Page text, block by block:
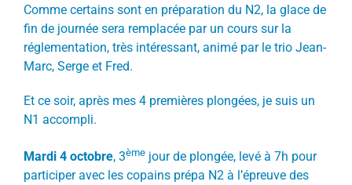
Comme certains sont en préparation du N2, la glace de
fin de journée sera remplacée par un cours sur la
réglementation, très intéressant, animé par le trio Jean-
Marc, Serge et Fred.
Et ce soir, après mes 4 premières plongées, je suis un
N1 accompli.
Mardi 4 octobre, 3èmejour de plongée, levé à 7h pour
participer avec les copains prépa N2 à l’épreuve des